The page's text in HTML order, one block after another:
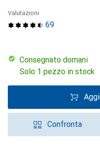
69
Valutazioni
Consegnato domani
Solo 1 pezzo in stock
Confronta